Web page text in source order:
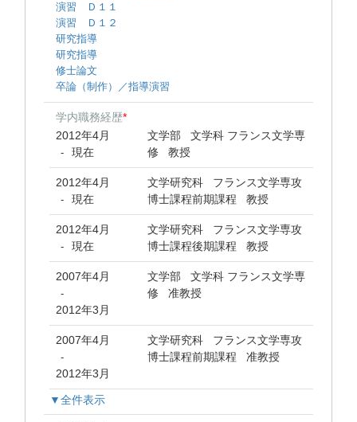
演習 Ｄ１１
演習 Ｄ１２
研究指導
研究指導
修士論文
卒論（制作）／指導演習
学内職務経歴*
2012年4月
- 現在
文学部 文学科 フランス文学専
修 教授
2012年4月
- 現在
文学研究科 フランス文学専攻
博士課程前期課程 教授
2012年4月
- 現在
文学研究科 フランス文学専攻
博士課程後期課程 教授
2007年4月
-
2012年3月
文学部 文学科 フランス文学専
修 准教授
2007年4月
-
2012年3月
文学研究科 フランス文学専攻
博士課程前期課程 准教授
▼全件表示